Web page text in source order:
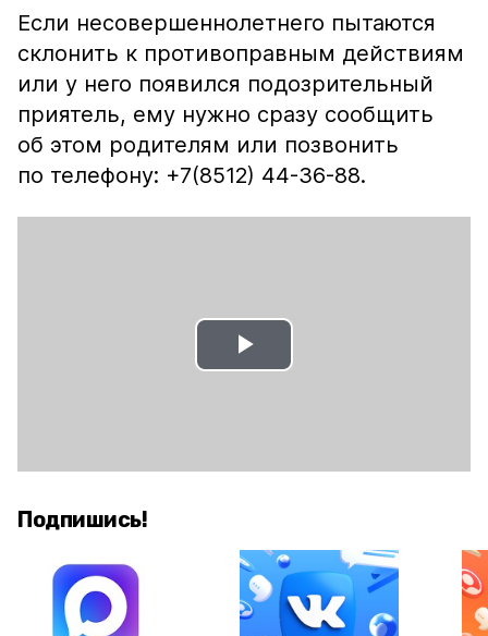
Если несовершеннолетнего пытаются
склонить к противоправным действиям
или у него появился подозрительный
приятель, ему нужно сразу сообщить
об этом родителям или позвонить
по телефону: +7(8512) 44-36-88.
Play
Подпишись!